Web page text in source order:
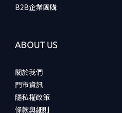
B2B企業團購
ABOUT US
關於我們
門市資訊
隱私權政策
條款與細則